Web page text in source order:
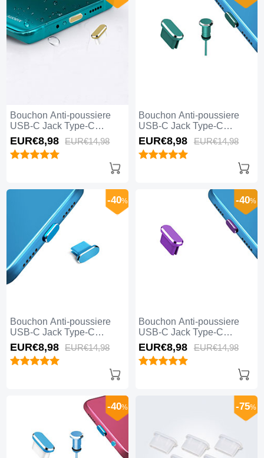
Bouchon Anti-poussiere
USB-C Jack Type-C
Universel H16 pour Apple
iPhone 15 Pro Max Or
EUR€8,98 EUR€14,98
Bouchon Anti-poussiere
USB-C Jack Type-C
Universel H15 pour Apple
iPhone 15 Pro Max Vert
EUR€8,98 EUR€14,98
Bouchon Anti-poussiere
USB-C Jack Type-C
Universel H14 pour Apple
iPhone 15 Pro Max Bleu
-40%
EUR€8,98 EUR€14,98
Bouchon Anti-poussiere
USB-C Jack Type-C
Universel H13 pour Apple
iPhone 15 Pro Max Violet
-40%
EUR€8,98 EUR€14,98
-40% -75%